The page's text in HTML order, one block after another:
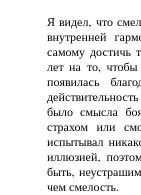
Я видел, что
внутренней
самому достичь
лет на то,
появилась
было смысла
страхом или
испытывал
иллюзией,
быть,
чем смелость.